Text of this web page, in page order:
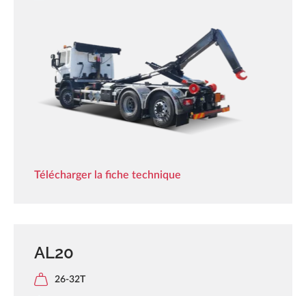
Télécharger la fiche technique
AL20
26-32T